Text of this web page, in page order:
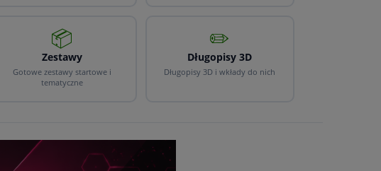
📦
Zestawy
Gotowe zestawy startowe i
tematyczne
✏️
Długopisy 3D
Długopisy 3D i wkłady do nich